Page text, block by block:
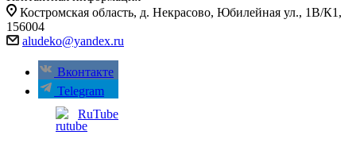
Костромская область, д. Некрасово, Юбилейная ул., 1В/К1,
156004
aludeko@yandex.ru
Вконтакте
Telegram
RuTube